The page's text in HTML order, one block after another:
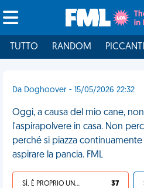
TUTTO RANDOM PICCANTI
Da Doghoover - 15/05/2026 22:32
Oggi, a causa del mio cane,
l'aspirapolvere in casa. Non
perché si piazza
aspirare la pancia. FML
SÌ, È PROPRIO UNA VDM! 37